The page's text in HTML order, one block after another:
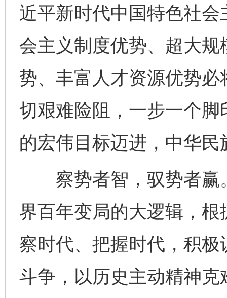
近平新时代中国特色社
会主义制度优势、超大
势、丰富人才资源优势
切艰难险阻，一步一个
的宏伟目标迈进，中华
察势者智，驭势者赢
界百年变局的大逻辑，
察时代、把握时代，积
斗争，以历史主动精神